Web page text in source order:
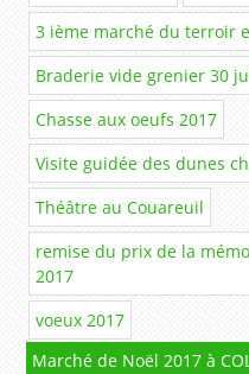
3 ième marché du terroir
Braderie vide grenier 30
Chasse aux oeufs 2017
Visite guidée des dunes
Théâtre au Couareuil
remise du prix de la
2017
voeux 2017
Marché de Noël 2017 à